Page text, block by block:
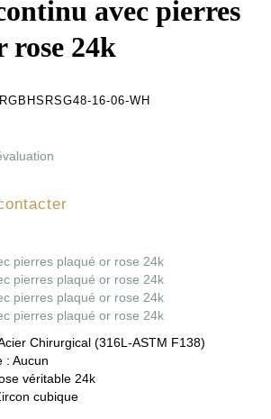
avec pierres
rose 24k
RGBHSRSG48-16-06-WH
pierres plaqué or rose 24k
pierres plaqué or rose 24k
pierres plaqué or rose 24k
pierres plaqué or rose 24k
Chirurgical (316L-ASTM F138)
: Aucun
véritable 24k
cubique